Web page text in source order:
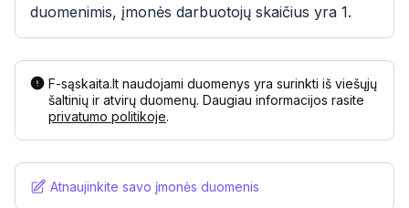
duomenimis, įmonės darbuotojų skaičius yra 1.
F-sąskaita.lt naudojami duomenys yra surinkti iš viešųjų
šaltinių ir atvirų duomenų. Daugiau informacijos rasite
privatumo politikoje.
Atnaujinkite savo įmonės duomenis